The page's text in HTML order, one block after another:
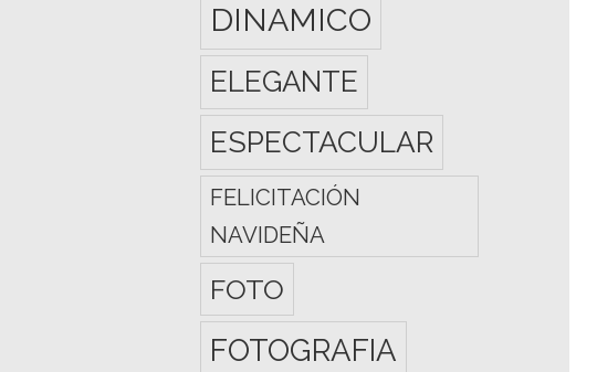
DINAMICO
ELEGANTE
ESPECTACULAR
FELICITACIÓN
NAVIDEÑA
FOTO
FOTOGRAFIA